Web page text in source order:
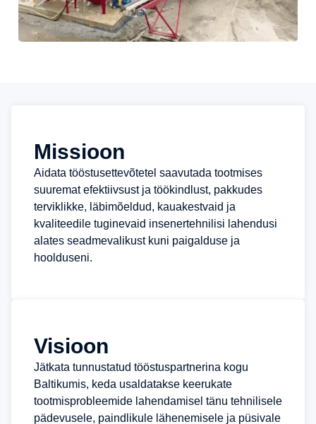
Missioon
Aidata tööstusettevõtetel saavutada tootmises
suuremat efektiivsust ja töökindlust, pakkudes
terviklikke, läbimõeldud, kauakestvaid ja
kvaliteedile tuginevaid insenertehnilisi lahendusi
alates seadmevalikust kuni paigalduse ja
hoolduseni.
Visioon
Jätkata tunnustatud tööstuspartnerina kogu
Baltikumis, keda usaldatakse keerukate
tootmisprobleemide lahendamisel tänu tehnilisele
pädevusele, paindlikule lähenemisele ja püsivale